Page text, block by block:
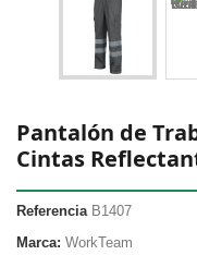
Pantalón de
Cintas
Referencia B1407
Marca: WorkTeam